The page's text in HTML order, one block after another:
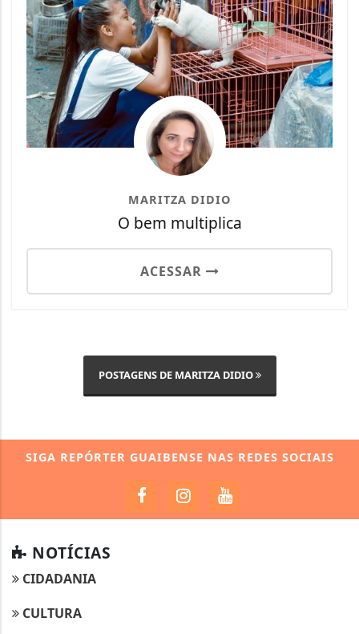
MARITZA DIDIO
O bem multiplica
ACESSAR
POSTAGENS DE MARITZA DIDIO
SIGA REPÓRTER GUAIBENSE NAS REDES SOCIAIS
NOTÍCIAS
CIDADANIA
CULTURA